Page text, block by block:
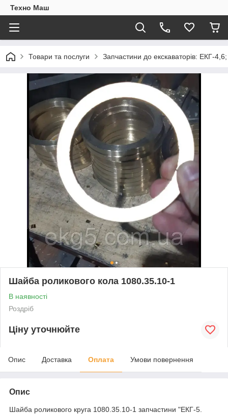
Техно Маш
Товари та послуги Запчастини до екскаваторів: ЕКГ-
Шайба роликового кола 1080.35.10-1
В наявності
Роздріб
Ціну уточнюйте
Опис Доставка Оплата Умови повернення
Опис
Шайба роликового круга 1080.35.10-1 запчастини "ЕКГ-5.